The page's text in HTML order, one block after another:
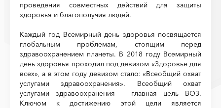
проведения совместных действий для защиты
здоровья и благополучия людей.
Каждый год Всемирный день здоровья посвящается
глобальным проблемам, стоящим перед
здравоохранением планеты. В 2018 году Всемирный
день здоровья проходил под девизом «Здоровье для
всех», а в этом году девизом стало: «Всеобщий охват
услугами здравоохранения». Всеобщий охват
услугами здравоохранения — главная цель ВОЗ.
Ключом к достижению этой цели является